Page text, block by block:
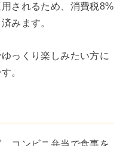
されるため、消費税8%
みます。
っくり楽しみたい方に
。
コンビニ弁当で食事を